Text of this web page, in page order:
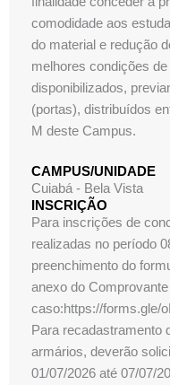
comodidade aos
do material e redução
melhores condições
disponibilizados,
(portas), distribuídos
M deste Campus.
CAMPUS/UNIDADE
Cuiabá - Bela Vista
INSCRIÇÃO
Para inscrições de
realizadas no período
preenchimento do
anexo do
caso:https://forms.gle/
Para recadastramento
armários, deverão
01/07/2026 até 07/07/